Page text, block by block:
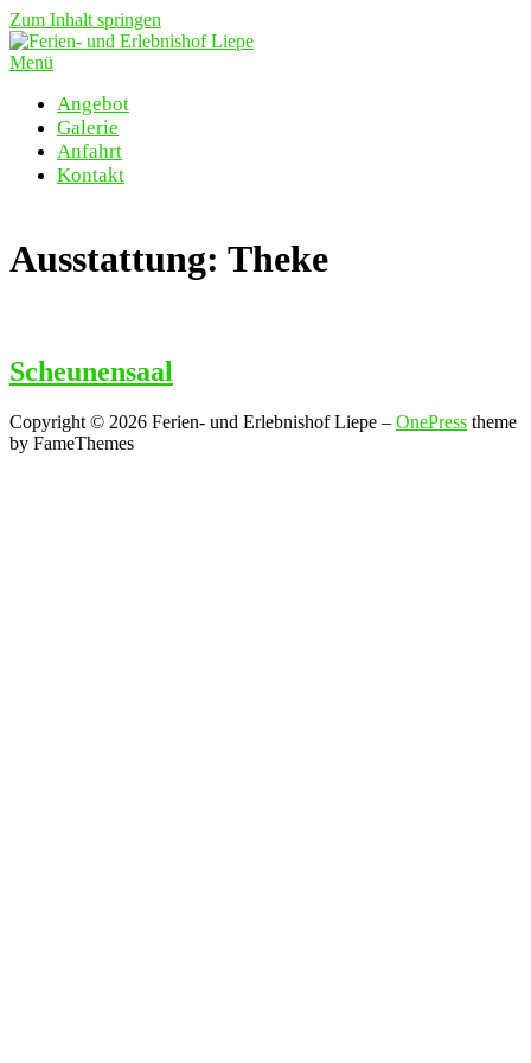
Zum Inhalt springen
Menü
Angebot
Galerie
Anfahrt
Kontakt
Ausstattung: Theke
Scheunensaal
Copyright © 2026 Ferien- und Erlebnishof Liepe – OnePress theme
by FameThemes